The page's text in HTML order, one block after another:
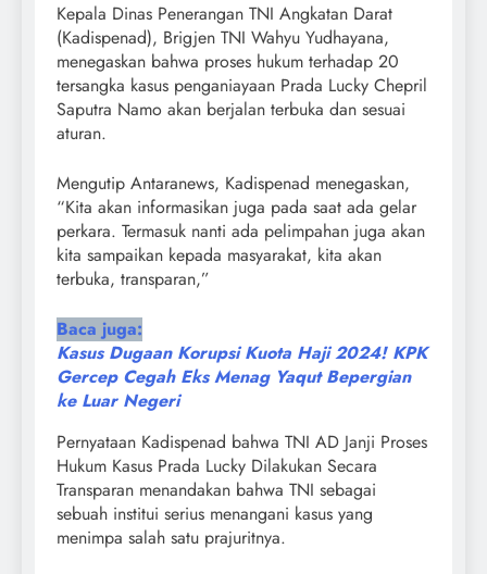
Kepala Dinas Penerangan TNI Angkatan Darat
(Kadispenad), Brigjen TNI Wahyu Yudhayana,
menegaskan bahwa proses hukum terhadap 20
tersangka kasus penganiayaan Prada Lucky Chepril
Saputra Namo akan berjalan terbuka dan sesuai
aturan.
Mengutip Antaranews, Kadispenad menegaskan,
“Kita akan informasikan juga pada saat ada gelar
perkara. Termasuk nanti ada pelimpahan juga akan
kita sampaikan kepada masyarakat, kita akan
terbuka, transparan,”
Baca juga:
Kasus Dugaan Korupsi Kuota Haji 2024! KPK
Gercep Cegah Eks Menag Yaqut Bepergian
ke Luar Negeri
Pernyataan Kadispenad bahwa TNI AD Janji Proses
Hukum Kasus Prada Lucky Dilakukan Secara
Transparan menandakan bahwa TNI sebagai
sebuah institui serius menangani kasus yang
menimpa salah satu prajuritnya.